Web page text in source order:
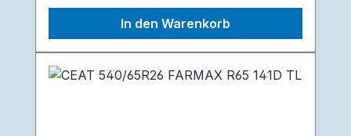
den Schultern verdankt. Geringere
Schäden an Boden und Pflanzen durch
Bodenverdichtung durch ein breites Profil
und größeres Innenvolumen sind weitere
In den Warenkorb